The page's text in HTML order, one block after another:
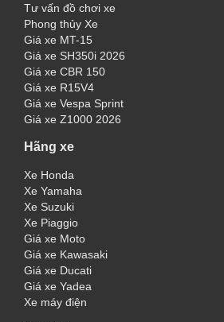
Tư vấn đồ chơi xe
Phong thủy Xe
Giá xe MT-15
Giá xe SH350i 2026
Giá xe CBR 150
Giá xe R15V4
Giá xe Vespa Sprint
Giá xe Z1000 2026
Hãng xe
Xe Honda
Xe Yamaha
Xe Suzuki
Xe Piaggio
Giá xe Moto
Giá xe Kawasaki
Giá xe Ducati
Giá xe Yadea
Xe máy điện